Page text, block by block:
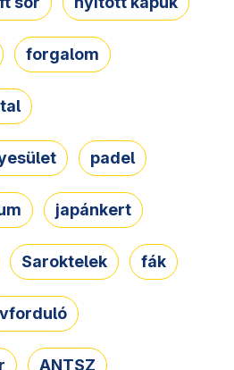
forgalom
padel
japánkert
Saroktelek fák
ANTSZ